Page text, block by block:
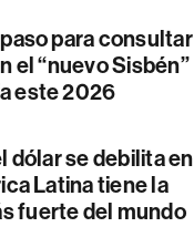
paso para consultar
el “nuevo Sisbén”
este 2026
dólar se debilita en
Latina tiene la
fuerte del mundo